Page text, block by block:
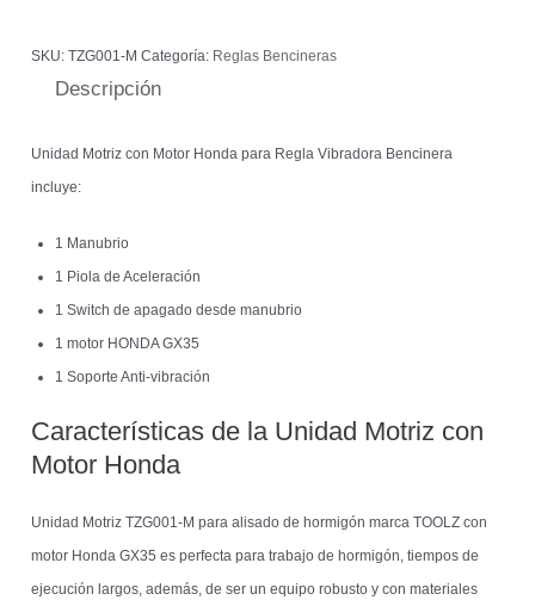
SKU:TZG001-M Categoría: Reglas Bencineras
Descripción
Unidad Motriz con Motor Honda para Regla Vibradora Bencinera
incluye:
1 Manubrio
1 Piola de Aceleración
1 Switch de apagado desde manubrio
1 motor HONDA GX35
1 Soporte Anti-vibración
Características de la Unidad Motriz con
Motor Honda
Unidad Motriz TZG001-M para alisado de hormigón marca TOOLZ con
motor Honda GX35 es perfecta para trabajo de hormigón, tiempos de
ejecución largos, además, de ser un equipo robusto y con materiales